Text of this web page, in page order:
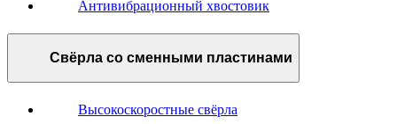
Антивибрационный хвостовик
Свёрла со сменными пластинами
Высокоскоростные свёрла